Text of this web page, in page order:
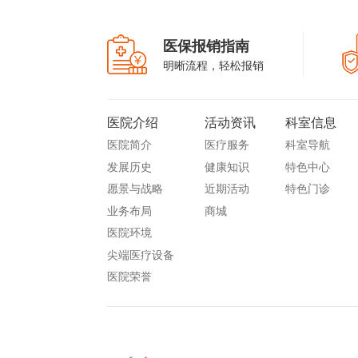
医保报销指南
明晰流程，轻松报销
医院介绍
医院简介
发展历史
愿景与战略
业务布局
医院环境
尖端医疗设备
医院荣誉
活动资讯
医疗服务
健康知识
近期活动
商城
科室信息
科室导航
特色中心
特色门诊